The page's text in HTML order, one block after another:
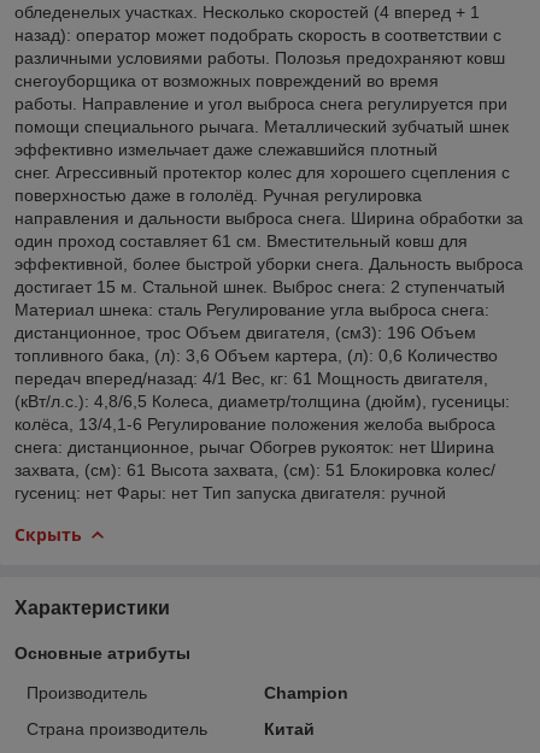
обледенелых участках. Несколько скоростей (4 вперед + 1
назад): оператор может подобрать скорость в соответствии с
различными условиями работы. Полозья предохраняют ковш
снегоуборщика от возможных повреждений во время
работы. Направление и угол выброса снега регулируется при
помощи специального рычага. Металлический зубчатый шнек
эффективно измельчает даже слежавшийся плотный
снег. Агрессивный протектор колес для хорошего сцепления с
поверхностью даже в гололёд. Ручная регулировка
направления и дальности выброса снега. Ширина обработки за
один проход составляет 61 см. Вместительный ковш для
эффективной, более быстрой уборки снега. Дальность выброса
достигает 15 м. Стальной шнек. Выброс снега: 2 ступенчатый
Материал шнека: сталь Регулирование угла выброса снега:
дистанционное, трос Объем двигателя, (см3): 196 Объем
топливного бака, (л): 3,6 Объем картера, (л): 0,6 Количество
передач вперед/назад: 4/1 Вес, кг: 61 Мощность двигателя,
(кВт/л.с.): 4,8/6,5 Колеса, диаметр/толщина (дюйм), гусеницы:
колёса, 13/4,1-6 Регулирование положения желоба выброса
снега: дистанционное, рычаг Обогрев рукояток: нет Ширина
захвата, (см): 61 Высота захвата, (см): 51 Блокировка колес/
гусениц: нет Фары: нет Тип запуска двигателя: ручной
Скрыть
Характеристики
Основные атрибуты
Производитель
Champion
Страна производитель
Китай